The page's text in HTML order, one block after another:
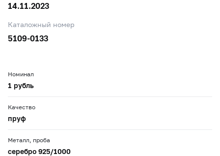
14.11.2023
Каталожный номер
5109-0133
Номинал
1 рубль
Качество
пруф
Металл, проба
серебро 925/1000